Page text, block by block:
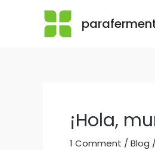
¡Hola,
1 Comment / Blog